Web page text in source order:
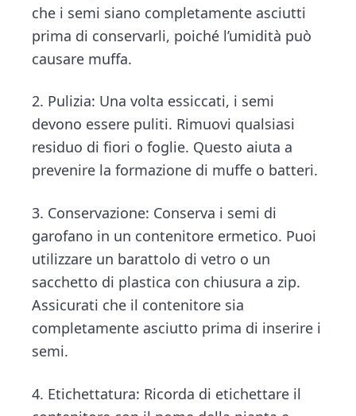
che i semi siano completamente asciutti
prima di conservarli, poiché l’umidità può
causare muffa.
2. Pulizia: Una volta essiccati, i semi
devono essere puliti. Rimuovi qualsiasi
residuo di fiori o foglie. Questo aiuta a
prevenire la formazione di muffe o batteri.
3. Conservazione: Conserva i semi di
garofano in un contenitore ermetico. Puoi
utilizzare un barattolo di vetro o un
sacchetto di plastica con chiusura a zip.
Assicurati che il contenitore sia
completamente asciutto prima di inserire i
semi.
4. Etichettatura: Ricorda di etichettare il